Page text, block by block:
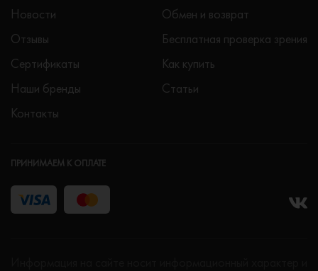
Новости
Отзывы
Сертификаты
Наши бренды
Контакты
Обмен и возврат
Бесплатная проверка зрения
Как купить
Статьи
ПРИНИМАЕМ К ОПЛАТЕ